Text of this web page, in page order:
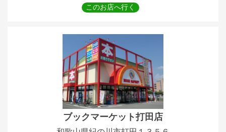
このお店へ行く
ブックマーケット打田店